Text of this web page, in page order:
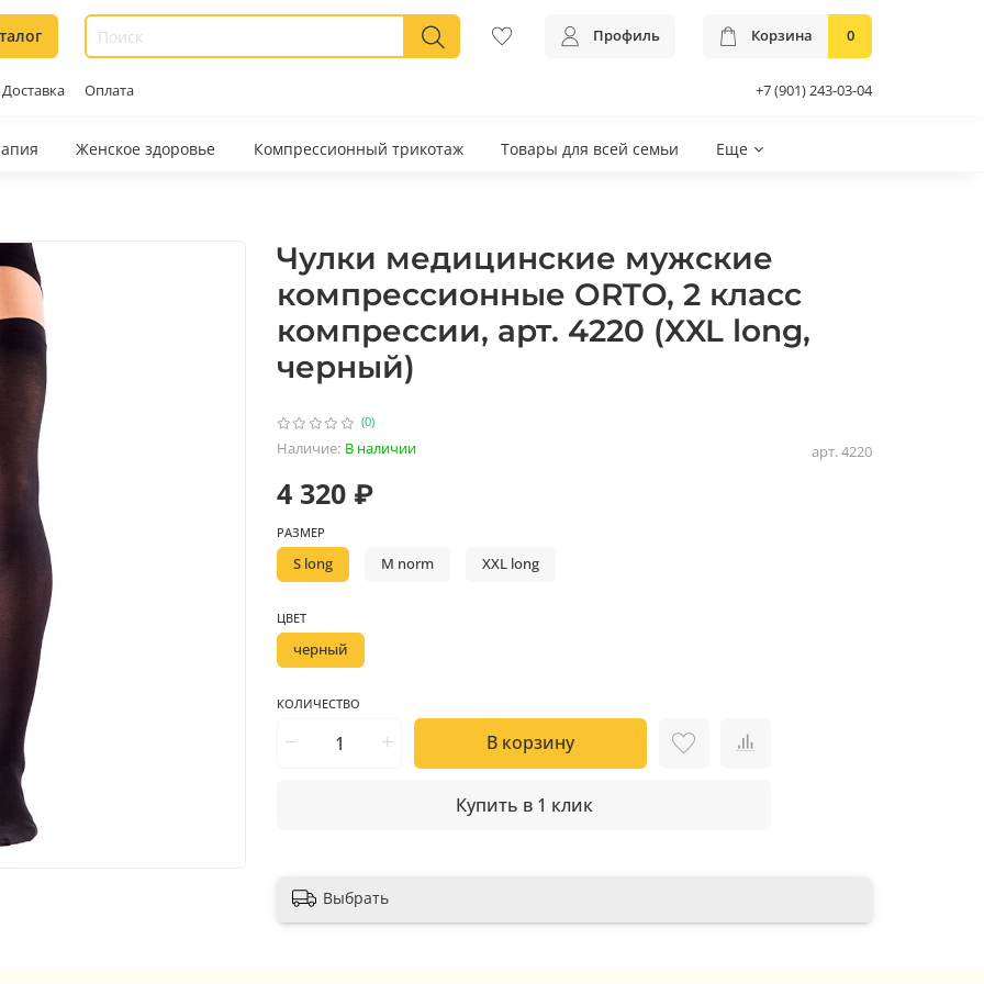
Профиль Корзина 0
Доставка Оплата +7 (901) 243-03-04
Женское здоровье Компрессионный трикотаж Товары для всей семьи Еще
(0)
арт.4220
Наличие: В наличии
Чулки медицинские мужские
компрессионные ORTO, 2 класс
компрессии, арт. 4220 (XXL long,
черный)
4 320 ₽
КОЛИЧЕСТВО
В корзину
Купить в 1 клик
РАЗМЕР
S long M norm XXL long
ЦВЕТ
черный
Выбрать